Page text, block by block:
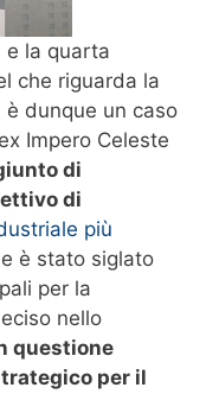
e la quarta
che riguarda la
è dunque un caso
Impero Celeste
di
di
più
è stato siglato
per la
nello
questione
per il